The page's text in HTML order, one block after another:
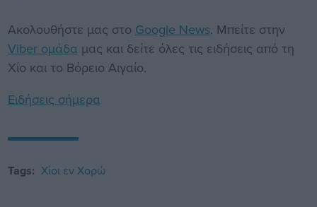
Ακολουθήστε μας στο Google News. Μπείτε στην
Viber ομάδα μας και δείτε όλες τις ειδήσεις από τη
Χίο και το Βόρειο Αιγαίο.
Ειδήσεις σήμερα
Tags: Χίοι εν Χορώ